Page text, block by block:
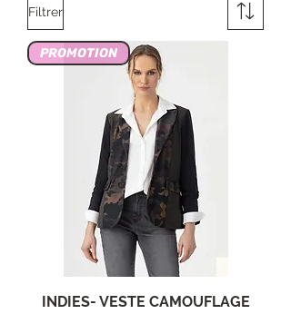
Filtrer
PROMOTION
INDIES- VESTE CAMOUFLAGE